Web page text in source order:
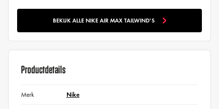
BEKIJK ALLE NIKE AIR MAX TAILWIND'S
Productdetails
Merk Nike